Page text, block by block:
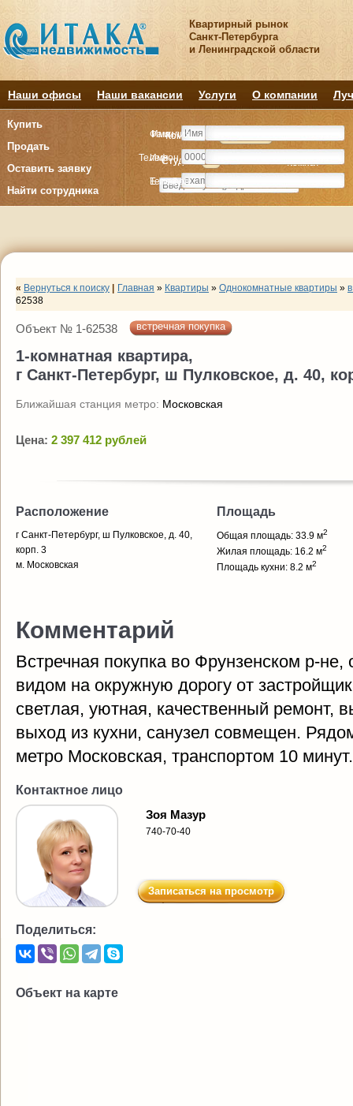
Квартирный рынок
Санкт-Петербурга
и Ленинградской области
Наши офисы Наши вакансии Услуги О компании
Купить
Продать
Оставить заявку
Найти сотрудника
Комнату
Студия Комнат
Комнату
Студия Комнат
Имя
Телефон
E-mail
Фамилия
Имя
Телефон
« Вернуться к поиску Главная » Квартиры » Однокомнатные квартиры »
62538
Объект № 1-62538 встречная покупка
1-комнатная квартира,
г Санкт-Петербург, ш Пулковское, д. 40,
Ближайшая станция метро: Московская
Цена: 2 397 412 рублей
Расположение
г Санкт-Петербург, ш Пулковское, д. 40,
корп. 3
м. Московская
Площадь
Общая площадь: 33.9 м2
Жилая площадь: 16.2 м2
Площадь кухни: 8.2 м2
Комментарий
Встречная покупка во Фрунзенском р-не,
видом на окружную дорогу от
светлая, уютная, качественный ремонт,
выход из кухни, санузел совмещен.
метро Московская, транспортом 10
Контактное лицо
Зоя Мазур
740-70-40
Записаться на просмотр
Поделиться:
Объект на карте